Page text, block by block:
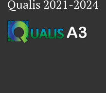
Qualis 2021-2024